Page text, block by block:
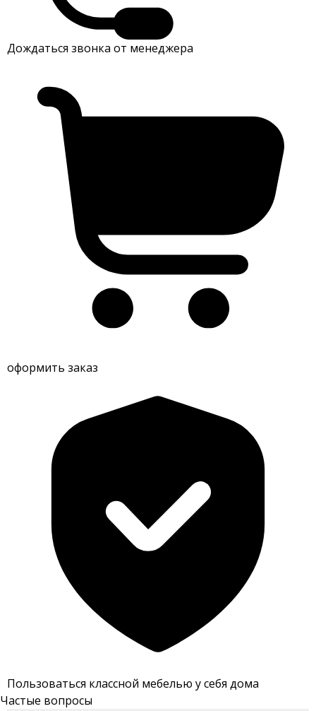
Дождаться звонка от менеджера
оформить заказ
Пользоваться классной мебелью у себя дома
Частые вопросы